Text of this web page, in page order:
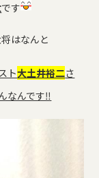
です
はなんと
ト大土井裕二さ
なんです‼